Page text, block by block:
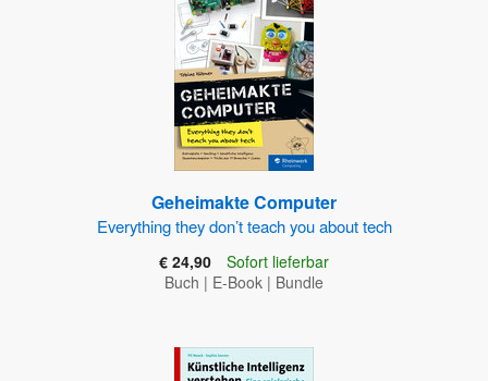
Geheimakte Computer
Everything they don’t teach you about tech
€ 24,90
Sofort lieferbar
Buch | E-Book | Bundle